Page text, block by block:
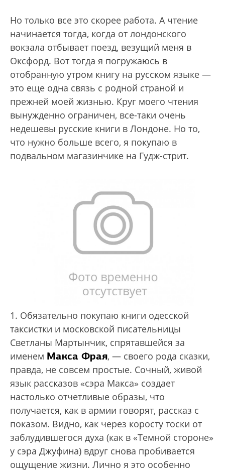
Но только все это скорее работа. А чтение
начинается тогда, когда от лондонского
вокзала отбывает поезд, везущий меня в
Оксфорд. Вот тогда я погружаюсь в
отобранную утром книгу на русском языке —
это еще одна связь с родной страной и
прежней моей жизнью. Круг моего чтения
вынужденно ограничен, все-таки очень
недешевы русские книги в Лондоне. Но то,
что нужно больше всего, я покупаю в
подвальном магазинчике на Гудж-стрит.
1. Обязательно покупаю книги одесской
таксистки и московской писательницы
Светланы Мартынчик, спрятавшейся за
именем Макса Фрая, — своего рода сказки,
правда, не совсем простые. Сочный, живой
язык рассказов «сэра Макса» создает
настолько отчетливые образы, что
получается, как в армии говорят, рассказ с
показом. Видно, как через коросту тоски от
заблудившегося духа (как в «Темной стороне»
у сэра Джуфина) вдруг снова пробивается
ощущение жизни. Лично я это особенно